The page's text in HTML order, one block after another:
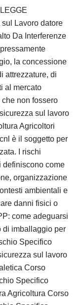
Lavoro datore
Da Interferenze
la concessione
attrezzature, di
al mercato
non fossero
sul lavoro
Agricoltori
è il soggetto per
I rischi
definiscono come
organizzazione
ambientali e
danni fisici o
come adeguarsi
imballaggio per
Specifico
sul lavoro
Corso
Specifico
Agricoltura Corso